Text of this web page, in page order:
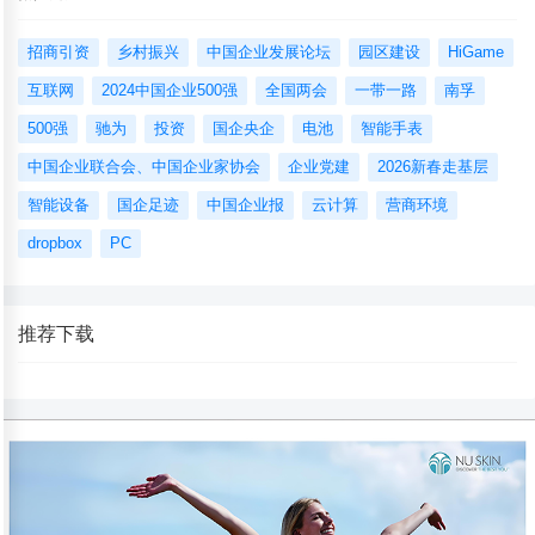
招商引资 乡村振兴 中国企业发展论坛 园区建设 HiGame
互联网 2024中国企业500强 全国两会 一带一路 南孚
500强 驰为 投资 国企央企 电池 智能手表
中国企业联合会、中国企业家协会 企业党建 2026新春走基层
智能设备 国企足迹 中国企业报 云计算 营商环境
dropbox PC
推荐下载